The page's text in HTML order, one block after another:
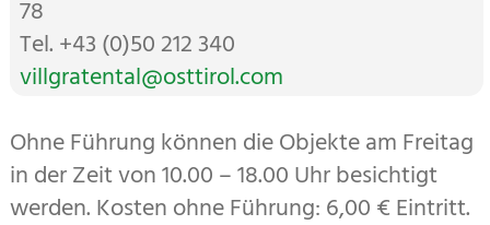
78
Tel. +43 (0)50 212 340
villgratental@osttirol.com
Ohne Führung können die Objekte am Freitag
in der Zeit von 10.00 – 18.00 Uhr besichtigt
werden. Kosten ohne Führung: 6,00 € Eintritt.